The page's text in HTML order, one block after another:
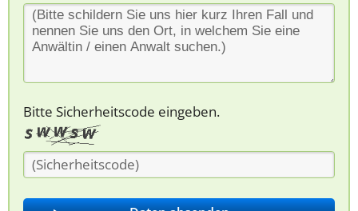
Bitte Sicherheitscode eingeben.